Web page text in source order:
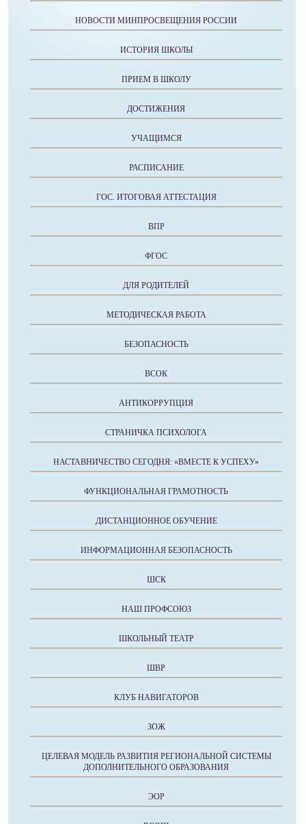
НОВОСТИ МИНПРОСВЕЩЕНИЯ РОССИИ
ИСТОРИЯ ШКОЛЫ
ПРИЕМ В ШКОЛУ
ДОСТИЖЕНИЯ
УЧАЩИМСЯ
РАСПИСАНИЕ
ГОС. ИТОГОВАЯ АТТЕСТАЦИЯ
ВПР
ФГОС
ДЛЯ РОДИТЕЛЕЙ
МЕТОДИЧЕСКАЯ РАБОТА
БЕЗОПАСНОСТЬ
ВСОК
АНТИКОРРУПЦИЯ
СТРАНИЧКА ПСИХОЛОГА
НАСТАВНИЧЕСТВО СЕГОДНЯ: «ВМЕСТЕ К УСПЕХУ»
ФУНКЦИОНАЛЬНАЯ ГРАМОТНОСТЬ
ДИСТАНЦИОННОЕ ОБУЧЕНИЕ
ИНФОРМАЦИОННАЯ БЕЗОПАСНОСТЬ
ШСК
НАШ ПРОФСОЮЗ
ШКОЛЬНЫЙ ТЕАТР
ШВР
КЛУБ НАВИГАТОРОВ
ЗОЖ
ЦЕЛЕВАЯ МОДЕЛЬ РАЗВИТИЯ РЕГИОНАЛЬНОЙ СИСТЕМЫ
ДОПОЛНИТЕЛЬНОГО ОБРАЗОВАНИЯ
ЭОР